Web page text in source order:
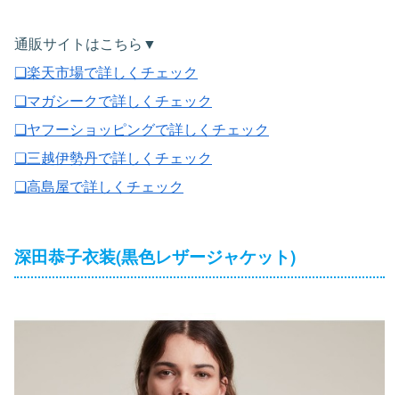
通販サイトはこちら▼
❏楽天市場で詳しくチェック
❏マガシークで詳しくチェック
❏ヤフーショッピングで詳しくチェック
❏三越伊勢丹で詳しくチェック
❏高島屋で詳しくチェック
深田恭子衣装(黒色レザージャケット)